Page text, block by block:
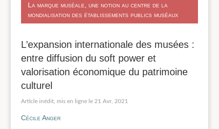
La marque muséale, une notion au centre de la
mondialisation des établissements publics muséaux
L’expansion internationale des musées :
entre diffusion du soft power et
valorisation économique du patrimoine
culturel
21 Avr, 2021
Cécile Anger